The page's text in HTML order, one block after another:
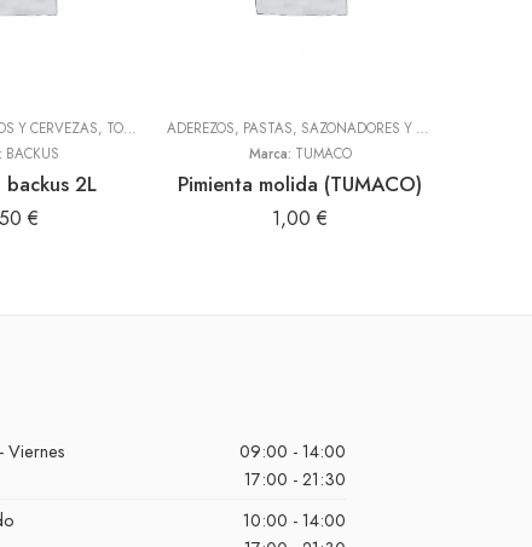
Y CERVEZAS, TODOS
BACKUS
2L
€
ADEREZOS, PASTAS, SAZONADORES Y CONDIMENTOS
Marca: TUMACO
Pimienta molida (TUMACO)
1,00 €
Viernes
09:00 - 14:00
17:00 - 21:30
10:00 - 14:00